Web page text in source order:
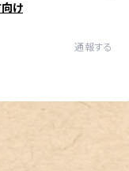
け
通報する